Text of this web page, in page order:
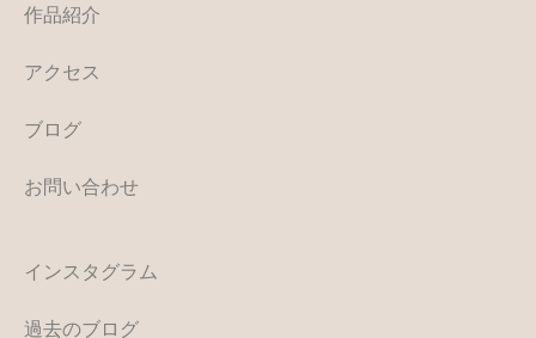
作品紹介
アクセス
ブログ
お問い合わせ
インスタグラム
過去のブログ